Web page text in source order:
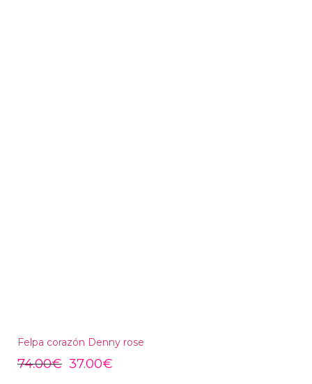
Felpa corazón Denny rose
74.00€ 37.00€